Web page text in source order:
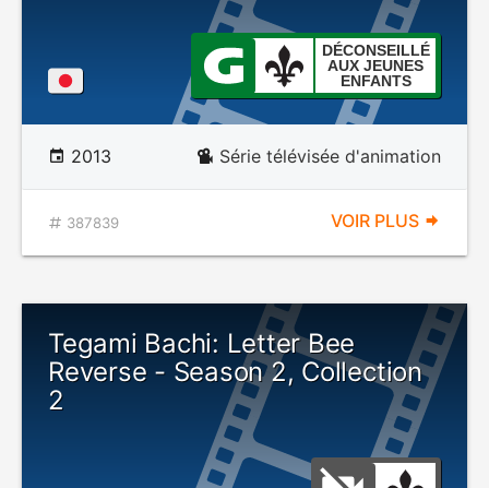
DÉCONSEILLÉ
AUX JEUNES
ENFANTS
2013 Série télévisée d'animation
387839 VOIR PLUS
Tegami Bachi: Letter Bee
Reverse - Season 2, Collection
2